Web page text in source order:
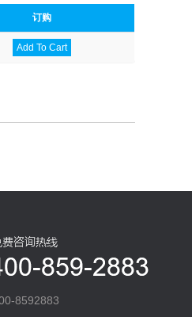
订购
Add To Cart
8592883